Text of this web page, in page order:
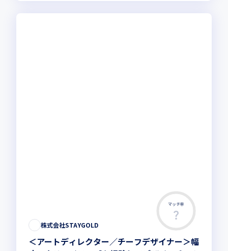
マッチ率
株式会社STAYGOLD
＜アートディレクター／チーフデザイナー＞幅